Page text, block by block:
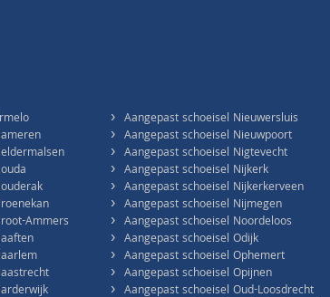
Ammers
› Aangepast schoeisel Nieuwersluis
› Aangepast schoeisel Nieuwpoort
› Aangepast schoeisel Nigtevecht
› Aangepast schoeisel Nijkerk
› Aangepast schoeisel Nijkerkerveen
› Aangepast schoeisel Nijmegen
› Aangepast schoeisel Noordeloos
› Aangepast schoeisel Odijk
› Aangepast schoeisel Ophemert
› Aangepast schoeisel Opijnen
› Aangepast schoeisel Oud-Loosdrecht